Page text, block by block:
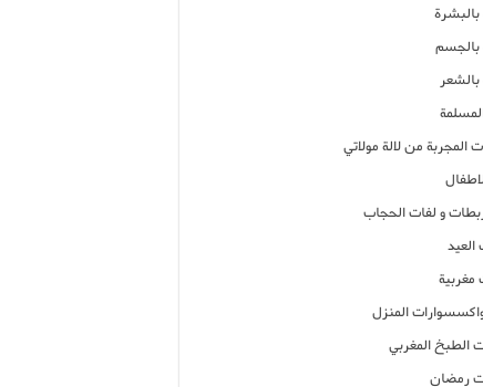
بالبشرة
بالجسم
بالشعر
المجربة من لالة مولاتي
و لفات الحجاب
مغربية
المنزل
الطبخ المغربي
رمضان